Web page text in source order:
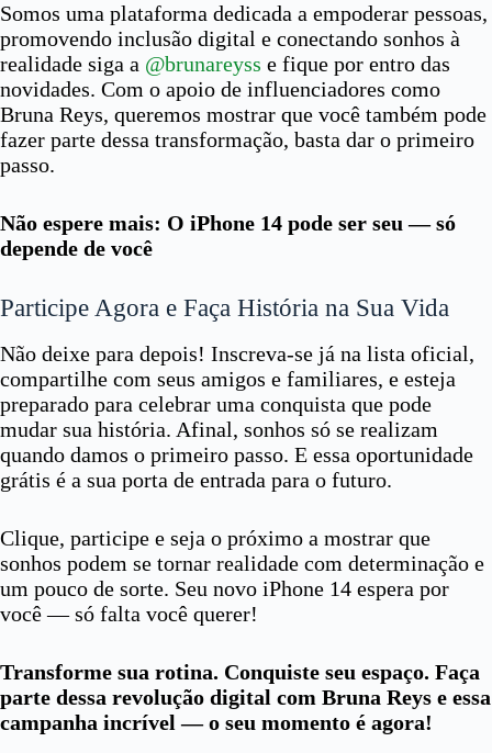
Somos uma plataforma dedicada a empoderar pessoas,
promovendo inclusão digital e conectando sonhos à
realidade siga a @brunareyss e fique por entro das
novidades. Com o apoio de influenciadores como
Bruna Reys, queremos mostrar que você também pode
fazer parte dessa transformação, basta dar o primeiro
passo.
Não espere mais: O iPhone 14 pode ser seu — só
depende de você
Participe Agora e Faça História na Sua Vida
Não deixe para depois! Inscreva-se já na lista oficial,
compartilhe com seus amigos e familiares, e esteja
preparado para celebrar uma conquista que pode
mudar sua história. Afinal, sonhos só se realizam
quando damos o primeiro passo. E essa oportunidade
grátis é a sua porta de entrada para o futuro.
Clique, participe e seja o próximo a mostrar que
sonhos podem se tornar realidade com determinação e
um pouco de sorte. Seu novo iPhone 14 espera por
você — só falta você querer!
Transforme sua rotina. Conquiste seu espaço. Faça
parte dessa revolução digital com Bruna Reys e essa
campanha incrível — o seu momento é agora!